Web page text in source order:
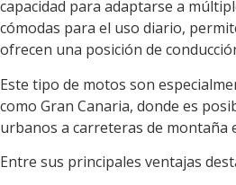
capacidad para adaptarse a
cómodas para el uso diario,
ofrecen una posición de
Este tipo de motos son
como Gran Canaria, donde es
urbanos a carreteras de montaña
Entre sus principales ventajas